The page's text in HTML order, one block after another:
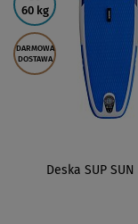
60 kg
DARMOWA
DOSTAWA
Deska SUP